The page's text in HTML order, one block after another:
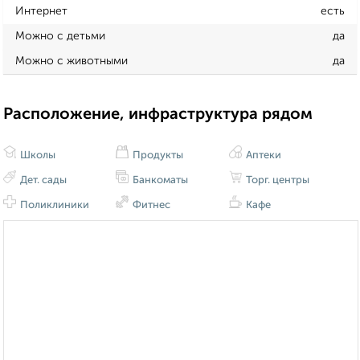
Интернет есть
Можно с детьми да
Можно с животными да
Расположение, инфраструктура рядом
Школы
Дет. сады
Поликлиники
Продукты
Банкоматы
Фитнес
Аптеки
Торг. центры
Кафе